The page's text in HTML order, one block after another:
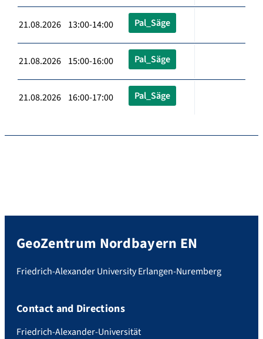
21.08.2026 13:00-14:00 Pal_Säge
21.08.2026 15:00-16:00 Pal_Säge
21.08.2026 16:00-17:00 Pal_Säge
GeoZentrum Nordbayern EN
Friedrich-Alexander University Erlangen-Nuremberg
Contact and Directions
Friedrich-Alexander-Universität